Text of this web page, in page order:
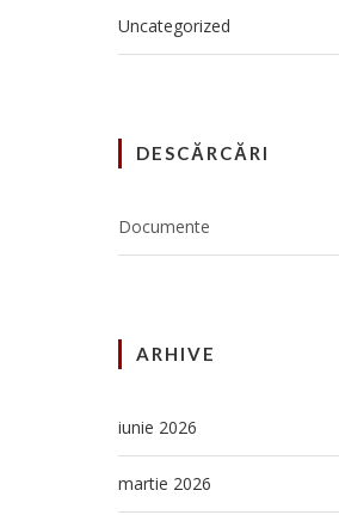
Uncategorized
DESCĂRCĂRI
Documente
ARHIVE
iunie 2026
martie 2026